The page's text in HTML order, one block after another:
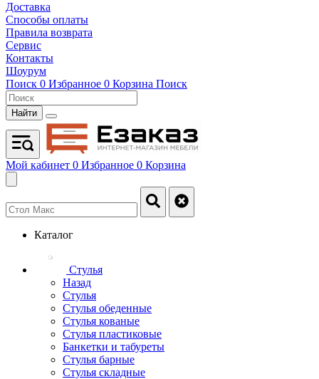
Доставка
Способы оплаты
Правила возврата
Сервис
Контакты
Шоурум
Поиск 0 Избранное 0 Корзина Поиск
Найти
Мой кабинет 0 Избранное 0 Корзина
Каталог
Стулья
Назад
Стулья
Стулья обеденные
Стулья кованые
Стулья пластиковые
Банкетки и табуреты
Стулья барные
Стулья складные